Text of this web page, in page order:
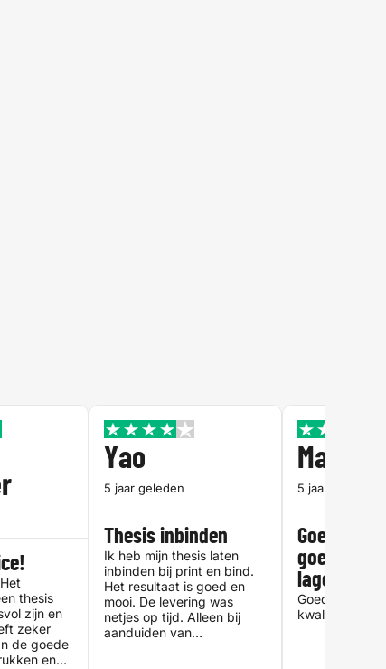
thesis
zijn en
zeker
de goede
en
Yao
5 jaar geleden
Thesis inbinden
Ik heb mijn thesis laten
inbinden bij print en bind.
Het resultaat is goed en
mooi. De levering was
netjes op tijd. Alleen bij
aanduiden van
Marijn
5 jaar geleden
Goed
goede
lage prijs
Goed
kwaliteit en